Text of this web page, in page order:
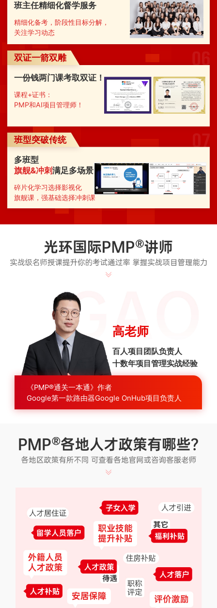
班主任精细化督学服务
精细化备考，阶段性目标分解，
关注学习动态
双证一箭双雕
一份钱两门课考取双证！
课程+证书：
PMP和AI项目管理师！
班型突破传统
多班型
旗舰&冲刺满足多场景
碎片化学习选择影视化
旗舰课，强基础选择冲刺课
高老师
百人项目团队负责人
十数年项目管理实战经验
《PMP®通关一本通》作者
Google第一款路由器Google OnHub项目负责人